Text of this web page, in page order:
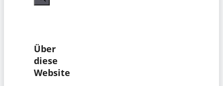
Über
diese
Website